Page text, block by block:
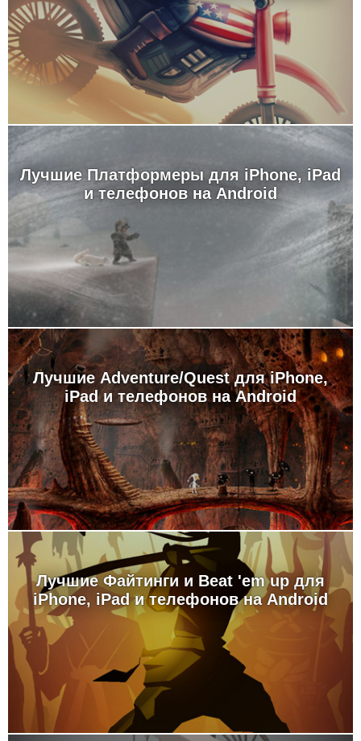
Лучшие Платформеры для iPhone, iPad
и телефонов на Android
Лучшие Adventure/Quest для iPhone,
iPad и телефонов на Android
Лучшие Файтинги и Beat 'em up для
iPhone, iPad и телефонов на Android